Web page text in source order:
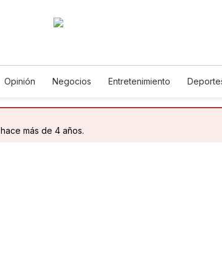
Opinión Negocios Entretenimiento
más de 4 años.